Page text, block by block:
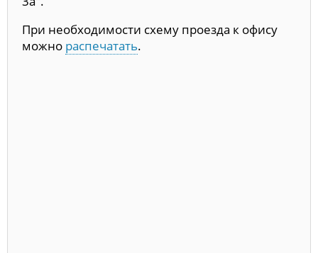
При необходимости схему проезда к офису
можно распечатать.